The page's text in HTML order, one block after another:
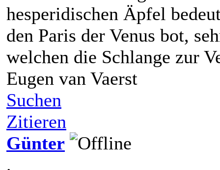
hesperidischen Äpfel
den Paris der Venus bot,
welchen die Schlange zur
Eugen van Vaerst
Suchen
Zitieren
Günter
.